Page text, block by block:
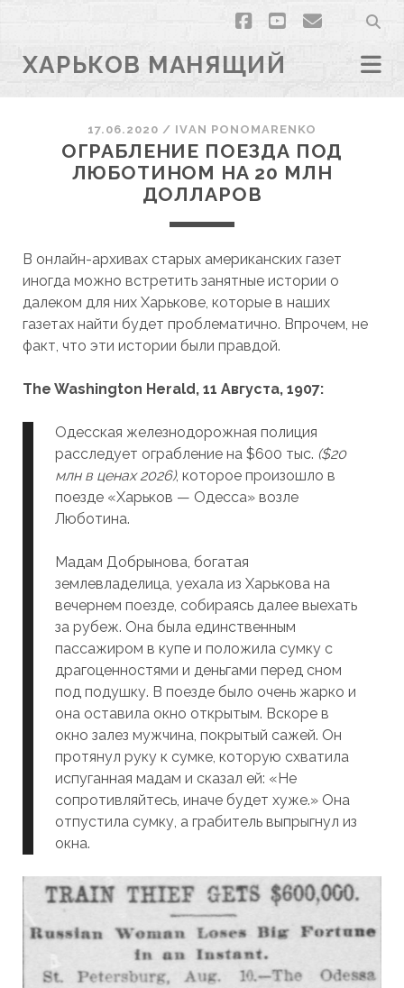
facebook
youtubeemail
ХАРЬКОВ МАНЯЩИЙ
17.06.2020 / ІVAN PONOMARENKO
ОГРАБЛЕНИЕ ПОЕЗДА ПОД
ЛЮБОТИНОМ НА 20 МЛН
ДОЛЛАРОВ
В онлайн-архивах старых американских газет
иногда можно встретить занятные истории о
далеком для них Харькове, которые в наших
газетах найти будет проблематично. Впрочем, не
факт, что эти истории были правдой.
The Washington Herald, 11 Августа, 1907:
Одесская железнодорожная полиция
расследует ограбление на $600 тыс. ($20
млн в ценах 2026), которое произошло в
поезде «Харьков — Одесса» возле
Люботина.
Мадам Добрынова, богатая
землевладелица, уехала из Харькова на
вечернем поезде, собираясь далее выехать
за рубеж. Она была единственным
пассажиром в купе и положила сумку с
драгоценностями и деньгами перед сном
под подушку. В поезде было очень жарко и
она оставила окно открытым. Вскоре в
окно залез мужчина, покрытый сажей. Он
протянул руку к сумке, которую схватила
испуганная мадам и сказал ей: «Не
сопротивляйтесь, иначе будет хуже.» Она
отпустила сумку, а грабитель выпрыгнул из
окна.